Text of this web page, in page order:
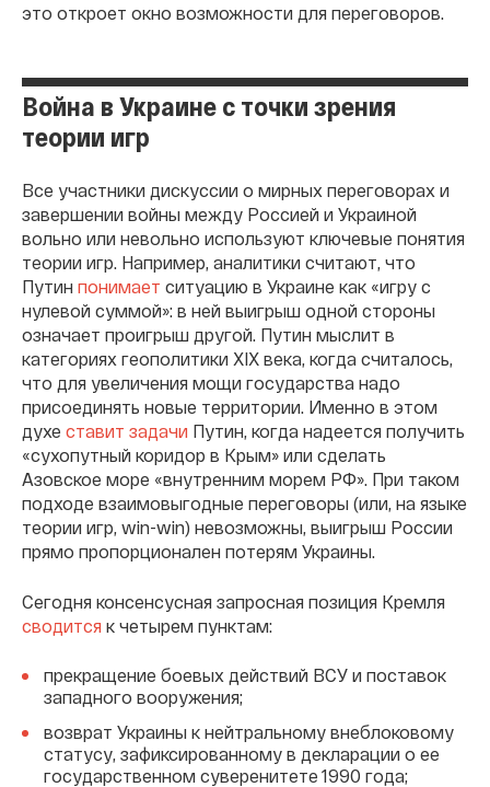
это откроет окно возможности для переговоров.
Война в Украине с точки зрения
теории игр
Все участники дискуссии о мирных переговорах и
завершении войны между Россией и Украиной
вольно или невольно используют ключевые понятия
теории игр. Например, аналитики считают, что
Путин понимает ситуацию в Украине как «игру с
нулевой суммой»: в ней выигрыш одной стороны
означает проигрыш другой. Путин мыслит в
категориях геополитики XIX века, когда считалось,
что для увеличения мощи государства надо
присоединять новые территории. Именно в этом
духе ставит задачи Путин, когда надеется получить
«сухопутный коридор в Крым» или сделать
Азовское море «внутренним морем РФ». При таком
подходе взаимовыгодные переговоры (или, на языке
теории игр, win-win) невозможны, выигрыш России
прямо пропорционален потерям Украины.
Сегодня консенсусная запросная позиция Кремля
сводится к четырем пунктам:
прекращение боевых действий ВСУ и поставок
западного вооружения;
возврат Украины к нейтральному внеблоковому
статусу, зафиксированному в декларации о ее
государственном суверенитете 1990 года;